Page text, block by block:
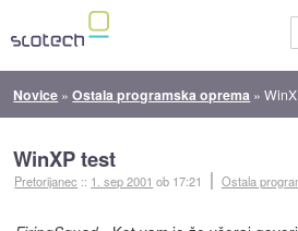
Novice »Ostala programska oprema »
WinXP test
Pretorijanec :: 1. sep 2001 ob 17:21 Ostala